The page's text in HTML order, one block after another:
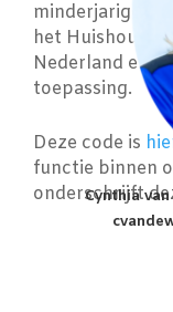
minderjarigen.
het
Nederland en
toepassing.
Deze code is
functie binnen
onderschrijft
Cynthia